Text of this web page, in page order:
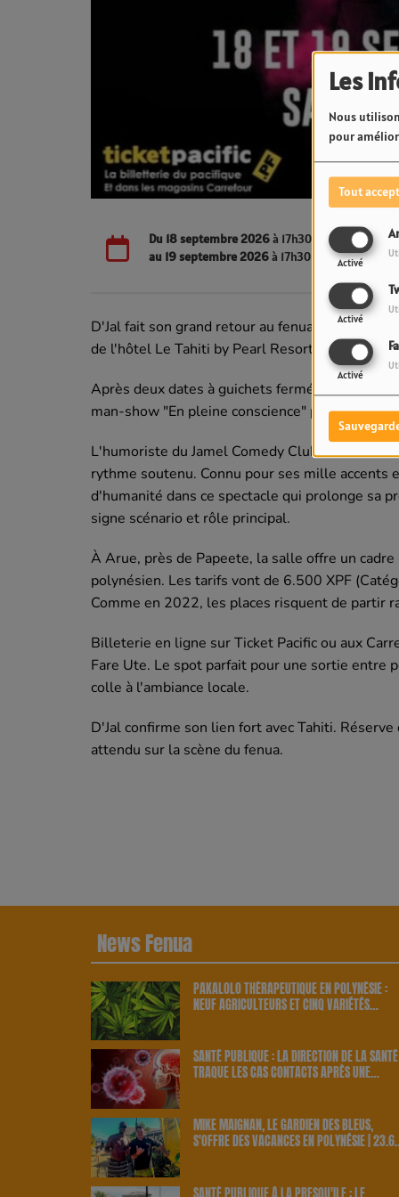
Les
Nous
pour
Tout
Activé
Activé
Activé
Du 18 septembre 2026à 17h30
au 19 septembre 2026à 17h30
D'Jal fait son grand retour au fenua les
de l'hôtel Le Tahiti by Pearl Resorts à Arue.
Après deux dates à guichets fermés en 2022
man-show "En pleine conscience" pour une
L'humoriste du Jamel Comedy Club arrive
rythme soutenu. Connu pour ses mille
d'humanité dans ce spectacle qui prolonge sa
signe scénario et rôle principal.
À Arue, près de Papeete, la salle offre un
polynésien. Les tarifs vont de 6.500 XPF
Comme en 2022, les places risquent de partir
Billeterie en ligne sur Ticket Pacific ou aux
Fare Ute. Le spot parfait pour une sortie entre
colle à l'ambiance locale.
D'Jal confirme son lien fort avec Tahiti.
attendu sur la scène du fenua.
News Fenua
PAKALOLO THÉRAPEUTIQUE EN POLYNÉSIE :
NEUF AGRICULTEURS ET CINQ VARIÉTÉS
SANTÉ PUBLIQUE : LA DIRECTION DE LA SANTÉ
TRAQUE LES CAS CONTACTS APRÈS UNE
MIKE MAIGNAN, LE GARDIEN DES BLEUS,
S'OFFRE DES VACANCES EN POLYNÉSIE | 23.6